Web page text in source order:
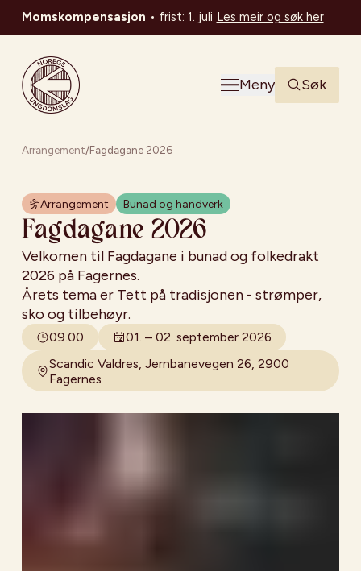
Momskompensasjon • frist: 1. juli Les meir og søk her
Noregs Ungdomslag
Meny
Søk
Arrangement/Fagdagane 2026
Arrangement Bunad og handverk
Fagdagane 2026
Velkomen til Fagdagane i bunad og folkedrakt
2026 på Fagernes.
Årets tema er Tett på tradisjonen - strømper,
sko og tilbehøyr.
09.00
01. – 02. september 2026
Scandic Valdres, Jernbanevegen 26, 2900
Fagernes